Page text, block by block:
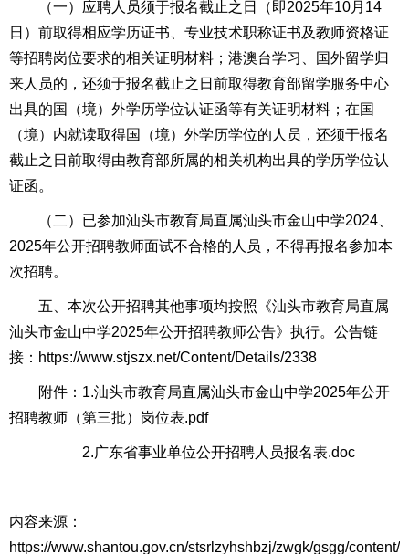
（一）应聘人员须于报名截止之日（即2025年10月14
日）前取得相应学历证书、专业技术职称证书及教师资格证
等招聘岗位要求的相关证明材料；港澳台学习、国外留学归
来人员的，还须于报名截止之日前取得教育部留学服务中心
出具的国（境）外学历学位认证函等有关证明材料；在国
（境）内就读取得国（境）外学历学位的人员，还须于报名
截止之日前取得由教育部所属的相关机构出具的学历学位认
证函。
（二）已参加汕头市教育局直属汕头市金山中学2024、
2025年公开招聘教师面试不合格的人员，不得再报名参加本
次招聘。
五、本次公开招聘其他事项均按照《汕头市教育局直属
汕头市金山中学2025年公开招聘教师公告》执行。公告链
接：https://www.stjszx.net/Content/Details/2338
附件：1.汕头市教育局直属汕头市金山中学2025年公开
招聘教师（第三批）岗位表.pdf
2.广东省事业单位公开招聘人员报名表.doc
内容来源：
https://www.shantou.gov.cn/stsrlzyhshbzj/zwgk/gsgg/content/